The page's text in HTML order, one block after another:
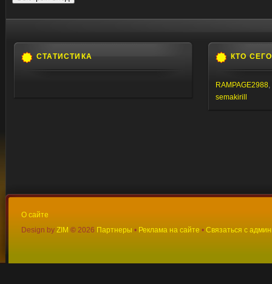
СТАТИСТИКА КТО
RAMPAGE2988,
semakirill
О сайте
Design by ZIM © 2026 Партнеры • Реклама на сайте • Связаться с